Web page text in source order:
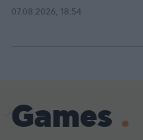
07.08.2026, 18:54
Games